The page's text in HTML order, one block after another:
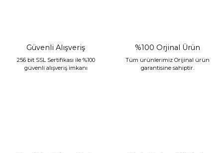
Güvenli Alışveriş
256 bit SSL Sertifikası ile %100
güvenli alışveriş imkanı
%100 Orjinal Ürün
Tüm ürünlerimiz Orijinal ürün
garantisine sahiptir.